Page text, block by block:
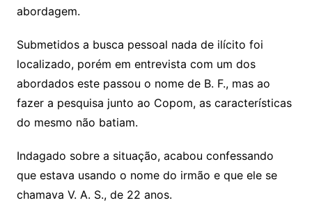
abordagem.
Submetidos a busca pessoal nada de ilícito foi
localizado, porém em entrevista com um dos
abordados este passou o nome de B. F., mas ao
fazer a pesquisa junto ao Copom, as características
do mesmo não batiam.
Indagado sobre a situação, acabou confessando
que estava usando o nome do irmão e que ele se
chamava V. A. S., de 22 anos.